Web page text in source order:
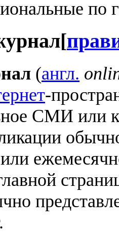
по
[
(англ.
-
СМИ или